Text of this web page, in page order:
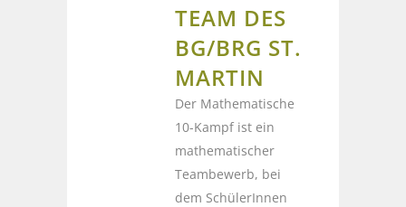
TEAM DES
BG/BRG ST.
MARTIN
Der Mathematische
10-Kampf ist ein
mathematischer
Teambewerb, bei
dem SchülerInnen